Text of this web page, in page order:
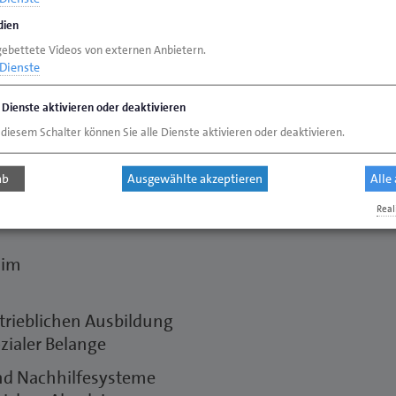
Mitarbeiter
mit
zur Vermeidung
Ausbildung
Belange
Nachhilfesysteme
Videos von externen Anbietern.
Dienste
Dienste aktivieren oder deaktivieren
Schalter können Sie alle Dienste aktivieren oder deaktivieren.
Ausgewählte akzeptieren Alle